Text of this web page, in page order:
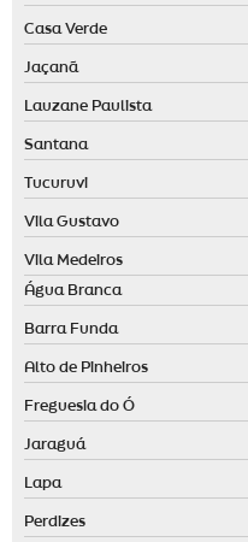
Essência para aromatizador
Essência para casa
Essência para casa comprar
Essência para casa preço
Fragrância para loja de roupas
Fragrâncias personalizadas
Identidade olfativa para
Casa Verde
Jaçanã
Lauzane Paulista
Santana
Tucuruvi
Vila Gustavo
Vila Medeiros
Água Branca
Barra Funda
Alto de Pinheiros
Freguesia do Ó
Jaraguá
Lapa
Perdizes